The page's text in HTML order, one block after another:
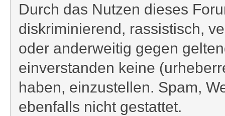
Durch das Nutzen dieses
diskriminierend, rassistisch,
oder anderweitig gegen
einverstanden keine
haben, einzustellen. Spam,
ebenfalls nicht gestattet.